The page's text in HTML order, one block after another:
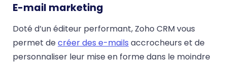
E-mail marketing
Doté d’un éditeur performant, Zoho CRM vous
permet decréer des e-mails accrocheurs et de
personnaliser leur mise en forme dans le moindre